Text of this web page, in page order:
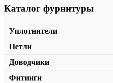
Уплотнительный профиль T-205
от109,00₽/пог.м.
Каталог фурнитуры
Уплотнители
Петли
Доводчики
Фитинги